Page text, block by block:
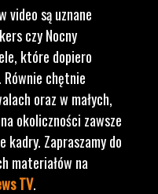
video są uznane
czy Nocny
które dopiero
Równie chętnie
oraz w małych,
okoliczności zawsze
kadry. Zapraszamy do
materiałów na
TV.